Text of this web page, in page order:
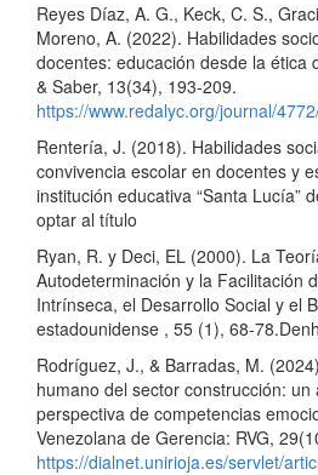
Reyes Díaz, A. G., Keck, C. S.,
Moreno, A. (2022). Habilidades
docentes: educación desde la ética
& Saber, 13(34), 193-209.
https://www.redalyc.org/journal/
Rentería, J. (2018). Habilidades
convivencia escolar en docentes y
institución educativa “Santa Lucía”
optar al título
Ryan, R. y Deci, EL (2000). La
Autodeterminación y la Facilitación
Intrínseca, el Desarrollo Social y el
estadounidense , 55 (1), 68-
Rodríguez, J., & Barradas, M.
humano del sector construcción: un
perspectiva de competencias
Venezolana de Gerencia: RVG,
https://dialnet.unirioja.es/servlet/